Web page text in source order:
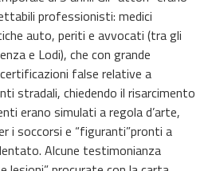
professionisti: medici
auto, periti e avvocati (tra gli
e Lodi), che con grande
false relative a
stradali, chiedendo il risarcimento
erano simulati a regola d’arte,
i soccorsi e “figuranti”pronti a
Alcune testimonianza